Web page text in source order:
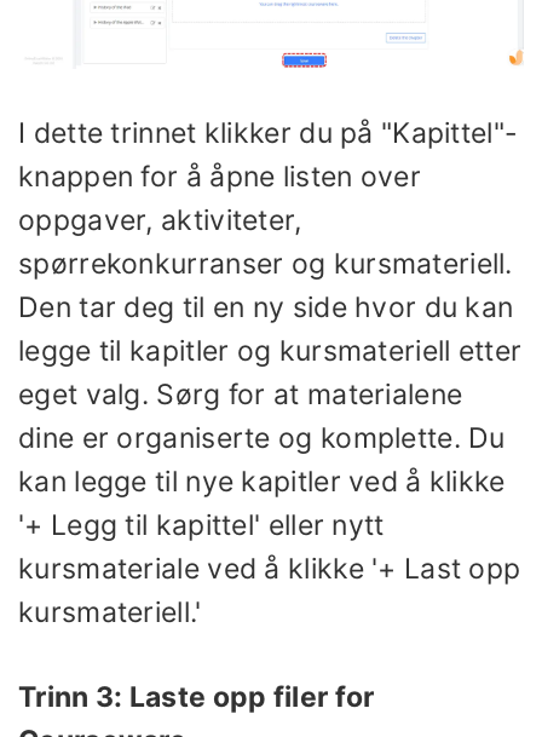
I dette trinnet klikker du på "Kapittel"-
knappen for å åpne listen over
oppgaver, aktiviteter,
spørrekonkurranser og kursmateriell.
Den tar deg til en ny side hvor du kan
legge til kapitler og kursmateriell etter
eget valg. Sørg for at materialene
dine er organiserte og komplette. Du
kan legge til nye kapitler ved å klikke
'+ Legg til kapittel' eller nytt
kursmateriale ved å klikke '+ Last opp
kursmateriell.'
Trinn 3: Laste opp filer for